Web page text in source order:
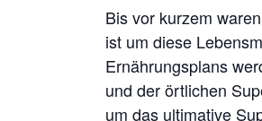
Bis vor kurzem
ist um diese
Ernährungsplans
und der örtlichen
um das ultimative